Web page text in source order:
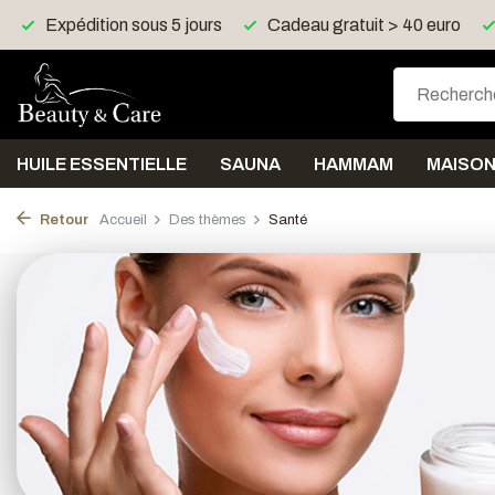
Cadeau gratuit > 40 euro Livraison gratuite > 150
HUILE ESSENTIELLE SAUNA HAMMAM MAISON
Retour Accueil Des thèmes Santé